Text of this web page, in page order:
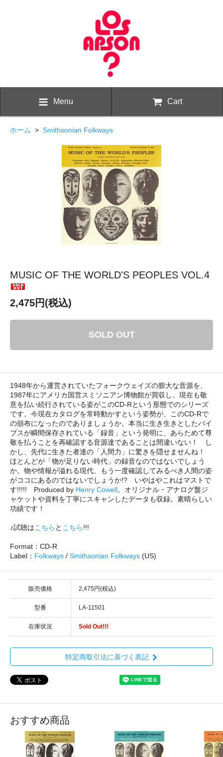
Menu Cart
ホーム > Smithsonian Folkways
MUSIC OF THE WORLD'S PEOPLES VOL.4
2,475円(税込)
SOLD OUT
1948年から運営されていたフォークウェイズの膨大な音源を、
1987年にアメリカ国営スミソニアン博物館が買収し、現在も敬
意を払い続行されている姿がこのCD-Rという形態でのシリーズ
です。今現在カタログを常時動かすという姿勢が、このCD-Rで
の頒布になったのでありましょうか。本当に生き生きとしたバイ
ブスが瞬間保存されている「録音」という発明に、あらためて尊
敬を払うことを再確認する音源達であることは間違いない！ し
かし、先代に生きた者達の「人間力」に驚きを隠せませんね！
ほとんどが「物が足りない時代」の録音なのではないでしょう
か。物や情報が溢れる現代、もう一度確認してみるべき人間の姿
がココにあるのではないでしょうか!? いやはやこれはマストで
す!!!!! Produced by Henry Cowell。オリジナル・アナログ盤ジ
ャケットや資料を丁寧にスキャンしたデータも収録。素晴らしい
功績です！
♪試聴はこちら と こちら!!!
Format：CD-R
Label： Folkways / Smithsonian Folkways (US)
販売価格 2,475円(税込)
型番 LA-11501
在庫状況 Sold Out!!!
特定商取引法に基づく表記
おすすめ商品